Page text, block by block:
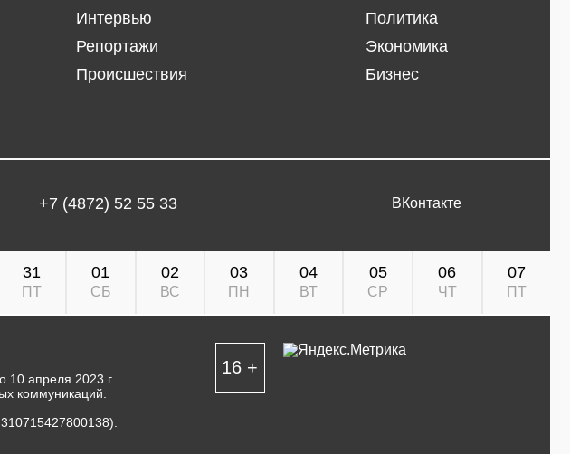
Интервью
Репортажи
Происшествия
Политика
Экономика
Бизнес
+7 (4872) 52 55 33 ВКонтакте
31
ПТ
01
СБ
02
ВС
03
ПН
04
ВТ
05
СР
06
ЧТ
07
ПТ
10 апреля 2023 г.
коммуникаций.
16 +